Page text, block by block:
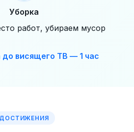
Уборка
работ, убираем мусор
висящего ТВ — 1 час
ДОСТИЖЕНИЯ